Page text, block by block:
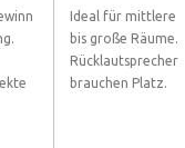
Ideal für mittlere
bis große Räume.
Rücklautsprecher
brauchen Platz.